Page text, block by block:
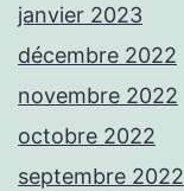
janvier 2023
décembre 2022
novembre 2022
octobre 2022
septembre 2022